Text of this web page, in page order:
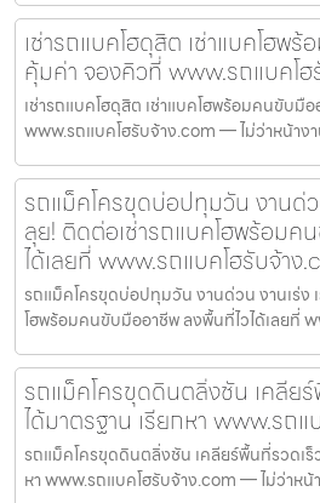
เช่ารถแบคโฮดุสิต เช่าแบคโฮพ
คุ้มค่า จองคิวที่ www.รถแบคโ
เช่ารถแบคโฮดุสิต เช่าแบคโฮพร้อมคนขับมื
www.รถแบคโฮรับจ้าง.com — ไม่ว่าหน้าง
รถแม็คโครขุดบ่อปทุมวัน งานด่ว
ลุย! ติดต่อเช่ารถแบคโฮพร้อมค
ได้เลยที่ www.รถแบคโฮรับจ้าง
รถแม็คโครขุดบ่อปทุมวัน งานด่วน งานเร่ง
โฮพร้อมคนขับมืออาชีพ ลงพื้นที่ไวได้เลยที่
รถแม็คโครขุดดินตลิ่งชัน เคลีย
ได้มาตรฐาน เรียกหา www.รถ
รถแม็คโครขุดดินตลิ่งชัน เคลียร์พื้นที่รวดเร็
หา www.รถแบคโฮรับจ้าง.com — ไม่ว่าหน้